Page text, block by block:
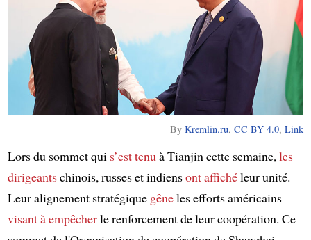
ByKremlin.ru,CC BY 4.0,Link
Lors du sommet qui s’est tenu à Tianjin cette semaine, les
dirigeantschinois, russes et indiensont affichéleur unité.
Leur alignement stratégique gêneles efforts américains
visant à empêcherle renforcement de leur coopération. Ce